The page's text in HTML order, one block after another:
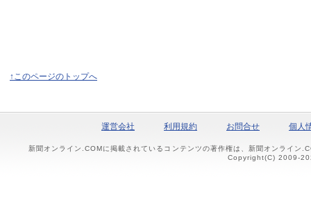
↑このページのトップへ
運営会社 利用規約 お問合せ 個人
新聞オンライン.COMに掲載されているコンテンツの著作権は、新聞オンライン
Copyright(C) 2009-